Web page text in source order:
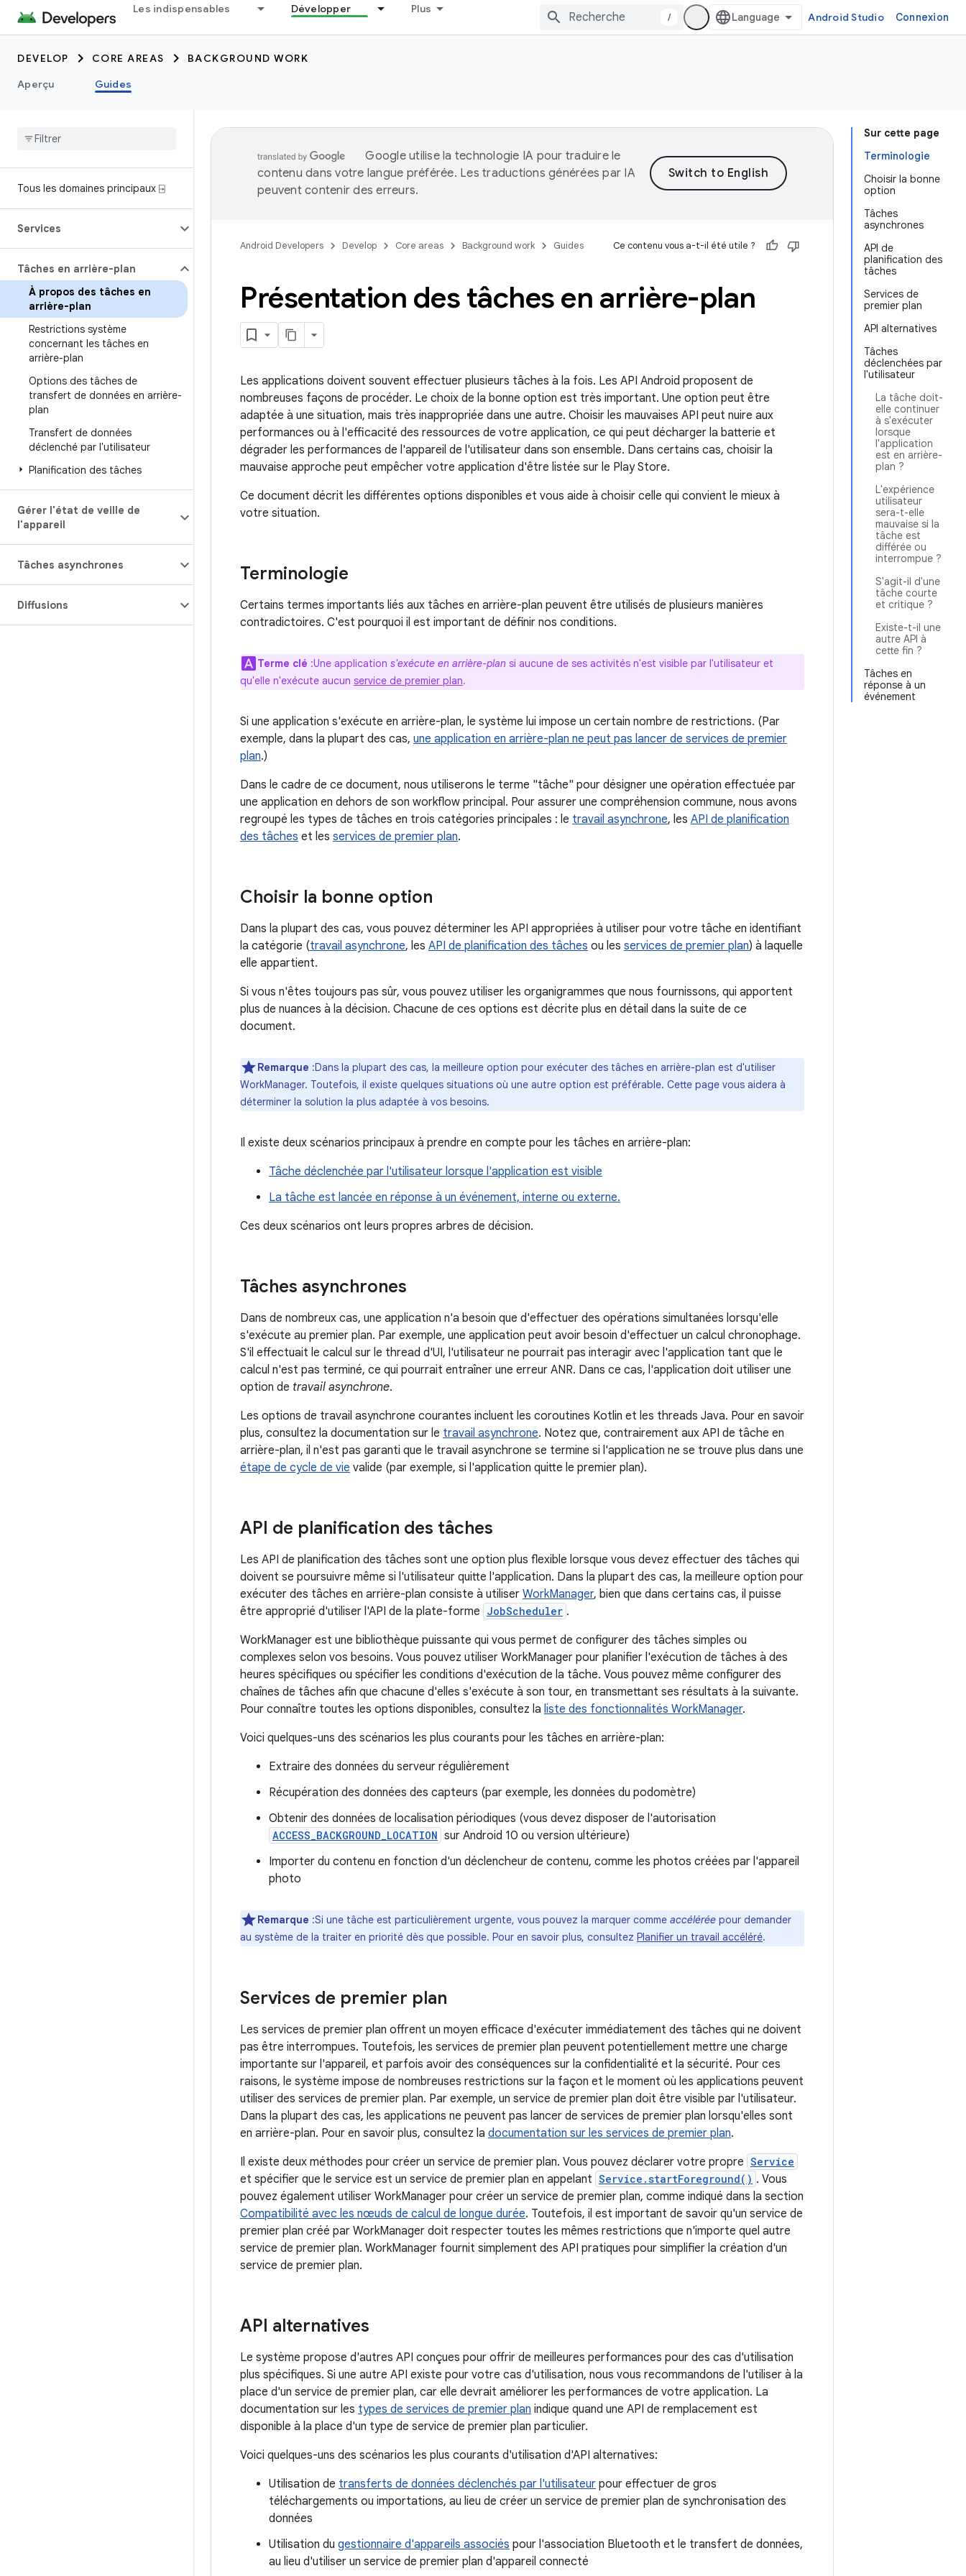
Les indispensables Développer Plus
/ Android Studio Connexion
DEVELOP CORE AREAS
BACKGROUND WORK
Aperçu
Guides
Tous les domaines principaux ⍈
Services
Tâches en arrière-plan
À propos des tâches en
arrière-plan
Restrictions système
concernant les tâches en
arrière-plan
Options des tâches de
transfert de données en arrière-
plan
Transfert de données
déclenché par l'utilisateur
Planification des tâches
Gérer l'état de veille de
l'appareil
Tâches asynchrones
Diffusions
Sur cette page
Terminologie
Choisir la bonne
option
Tâches
asynchrones
API de
planification des
tâches
Services de
premier plan
API alternatives
Tâches
déclenchées par
l'utilisateur
La tâche doit-
elle continuer
à s'exécuter
lorsque
l'application
est en arrière-
plan ?
L'expérience
utilisateur
sera-t-elle
mauvaise si la
tâche est
différée ou
interrompue ?
S'agit-il d'une
tâche courte
et critique ?
Existe-t-il une
autre API à
cette fin ?
Tâches en
réponse à un
événement
Google utilise la technologie IA pour traduire le
contenu dans votre langue préférée. Les traductions générées par IA
peuvent contenir des erreurs.
Android Developers Develop Core areas Background work Guides Ce contenu vous a-t-il été utile ?
Présentation des tâches en arrière-plan
Les applications doivent souvent effectuer plusieurs tâches à la fois. Les API Android proposent de
nombreuses façons de procéder. Le choix de la bonne option est très important. Une option peut être
adaptée à une situation, mais très inappropriée dans une autre. Choisir les mauvaises API peut nuire aux
performances ou à l'efficacité des ressources de votre application, ce qui peut décharger la batterie et
dégrader les performances de l'appareil de l'utilisateur dans son ensemble. Dans certains cas, choisir la
mauvaise approche peut empêcher votre application d'être listée sur le Play Store.
Ce document décrit les différentes options disponibles et vous aide à choisir celle qui convient le mieux à
votre situation.
Terminologie
Certains termes importants liés aux tâches en arrière-plan peuvent être utilisés de plusieurs manières
contradictoires. C'est pourquoi il est important de définir nos conditions.
Terme clé :Une application s'exécute en arrière-plan si aucune de ses activités n'est visible par l'utilisateur et
qu'elle n'exécute aucun service de premier plan.
Si une application s'exécute en arrière-plan, le système lui impose un certain nombre de restrictions. (Par
exemple, dans la plupart des cas, une application en arrière-plan ne peut pas lancer de services de premier
plan.)
Dans le cadre de ce document, nous utiliserons le terme "tâche" pour désigner une opération effectuée par
une application en dehors de son workflow principal. Pour assurer une compréhension commune, nous avons
regroupé les types de tâches en trois catégories principales : le travail asynchrone, les API de planification
des tâches et les services de premier plan.
Choisir la bonne option
Dans la plupart des cas, vous pouvez déterminer les API appropriées à utiliser pour votre tâche en identifiant
la catégorie (travail asynchrone, les API de planification des tâches ou les services de premier plan) à laquelle
elle appartient.
Si vous n'êtes toujours pas sûr, vous pouvez utiliser les organigrammes que nous fournissons, qui apportent
plus de nuances à la décision. Chacune de ces options est décrite plus en détail dans la suite de ce
document.
Remarque :Dans la plupart des cas, la meilleure option pour exécuter des tâches en arrière-plan est d'utiliser
WorkManager. Toutefois, il existe quelques situations où une autre option est préférable. Cette page vous aidera à
déterminer la solution la plus adaptée à vos besoins.
Il existe deux scénarios principaux à prendre en compte pour les tâches en arrière-plan:
Tâche déclenchée par l'utilisateur lorsque l'application est visible
La tâche est lancée en réponse à un événement, interne ou externe.
Ces deux scénarios ont leurs propres arbres de décision.
Tâches asynchrones
Dans de nombreux cas, une application n'a besoin que d'effectuer des opérations simultanées lorsqu'elle
s'exécute au premier plan. Par exemple, une application peut avoir besoin d'effectuer un calcul chronophage.
S'il effectuait le calcul sur le thread d'UI, l'utilisateur ne pourrait pas interagir avec l'application tant que le
calcul n'est pas terminé, ce qui pourrait entraîner une erreur ANR. Dans ce cas, l'application doit utiliser une
option de travail asynchrone.
Les options de travail asynchrone courantes incluent les coroutines Kotlin et les threads Java. Pour en savoir
plus, consultez la documentation sur le travail asynchrone. Notez que, contrairement aux API de tâche en
arrière-plan, il n'est pas garanti que le travail asynchrone se termine si l'application ne se trouve plus dans une
étape de cycle de vie valide (par exemple, si l'application quitte le premier plan).
API de planification des tâches
Les API de planification des tâches sont une option plus flexible lorsque vous devez effectuer des tâches qui
doivent se poursuivre même si l'utilisateur quitte l'application. Dans la plupart des cas, la meilleure option pour
exécuter des tâches en arrière-plan consiste à utiliser WorkManager, bien que dans certains cas, il puisse
être approprié d'utiliser l'API de la plate-forme JobScheduler .
WorkManager est une bibliothèque puissante qui vous permet de configurer des tâches simples ou
complexes selon vos besoins. Vous pouvez utiliser WorkManager pour planifier l'exécution de tâches à des
heures spécifiques ou spécifier les conditions d'exécution de la tâche. Vous pouvez même configurer des
chaînes de tâches afin que chacune d'elles s'exécute à son tour, en transmettant ses résultats à la suivante.
Pour connaître toutes les options disponibles, consultez la liste des fonctionnalités WorkManager.
Voici quelques-uns des scénarios les plus courants pour les tâches en arrière-plan:
Extraire des données du serveur régulièrement
Récupération des données des capteurs (par exemple, les données du podomètre)
Obtenir des données de localisation périodiques (vous devez disposer de l'autorisation
ACCESS_BACKGROUND_LOCATION sur Android 10 ou version ultérieure)
Importer du contenu en fonction d'un déclencheur de contenu, comme les photos créées par l'appareil
photo
Remarque :Si une tâche est particulièrement urgente, vous pouvez la marquer comme accélérée pour demander
au système de la traiter en priorité dès que possible. Pour en savoir plus, consultez Planifier un travail accéléré.
Services de premier plan
Les services de premier plan offrent un moyen efficace d'exécuter immédiatement des tâches qui ne doivent
pas être interrompues. Toutefois, les services de premier plan peuvent potentiellement mettre une charge
importante sur l'appareil, et parfois avoir des conséquences sur la confidentialité et la sécurité. Pour ces
raisons, le système impose de nombreuses restrictions sur la façon et le moment où les applications peuvent
utiliser des services de premier plan. Par exemple, un service de premier plan doit être visible par l'utilisateur.
Dans la plupart des cas, les applications ne peuvent pas lancer de services de premier plan lorsqu'elles sont
en arrière-plan. Pour en savoir plus, consultez la documentation sur les services de premier plan.
Il existe deux méthodes pour créer un service de premier plan. Vous pouvez déclarer votre propre Service
et spécifier que le service est un service de premier plan en appelant Service.startForeground() . Vous
pouvez également utiliser WorkManager pour créer un service de premier plan, comme indiqué dans la section
Compatibilité avec les nœuds de calcul de longue durée. Toutefois, il est important de savoir qu'un service de
premier plan créé par WorkManager doit respecter toutes les mêmes restrictions que n'importe quel autre
service de premier plan. WorkManager fournit simplement des API pratiques pour simplifier la création d'un
service de premier plan.
API alternatives
Le système propose d'autres API conçues pour offrir de meilleures performances pour des cas d'utilisation
plus spécifiques. Si une autre API existe pour votre cas d'utilisation, nous vous recommandons de l'utiliser à la
place d'un service de premier plan, car elle devrait améliorer les performances de votre application. La
documentation sur les types de services de premier plan indique quand une API de remplacement est
disponible à la place d'un type de service de premier plan particulier.
Voici quelques-uns des scénarios les plus courants d'utilisation d'API alternatives:
Utilisation de transferts de données déclenchés par l'utilisateur pour effectuer de gros
téléchargements ou importations, au lieu de créer un service de premier plan de synchronisation des
données
Utilisation du gestionnaire d'appareils associés pour l'association Bluetooth et le transfert de données,
au lieu d'utiliser un service de premier plan d'appareil connecté